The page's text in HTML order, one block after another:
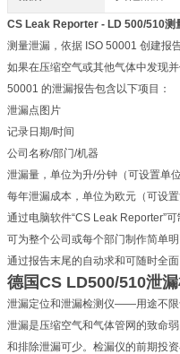
CS Leak Reporter - LD 500/510测
测量泄漏，依据 ISO 50001 创建报
如果在压缩空气或其他气体中发现
50001 的泄漏报告包含以下项目：
泄漏点图片
记录日期/时间
公司名称/部门/机器
泄漏量，单位为升/分钟（可设置单
每年泄漏成本，单位为欧元（可设
通过电脑软件“CS Leak Reporter”
可为整个公司或每个部门制作简单
通过报告末尾的自动求和可随时全
德国CS LD500/510泄
泄漏定位和泄漏检测仪——用途不限
泄漏是压缩空气和气体管网的致命
和排除泄漏可少。检漏仪的前期投